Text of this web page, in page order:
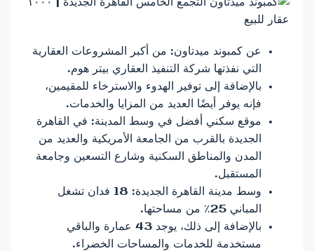
عن كمبوند ميدتاون: من أكبر المشروعات العقارية
التي نفذتها شركة التنفيذ العقاري بيتر هوم.
بالإضافة إلى توفير الهدوء والاسترخاء للمقيمين،
فإنه يوفر أيضًا العديد من المزايا والخدمات.
موقع سكني أفضل في وسط المدينة: في القاهرة
الجديدة بالقرب من الجامعة الأمريكية والعديد من
المدن والمناطق السكنية وشارع التسعين وجامعة
المستقبل.
وسط مدينة القاهرة الجديدة: 18 فدان تشغل
المباني 25٪ من مساحتها.
بالإضافة إلى ذلك، يوجد 43 عمارة والباقي
مستخدمة للخدمات والمساحات الخضراء.